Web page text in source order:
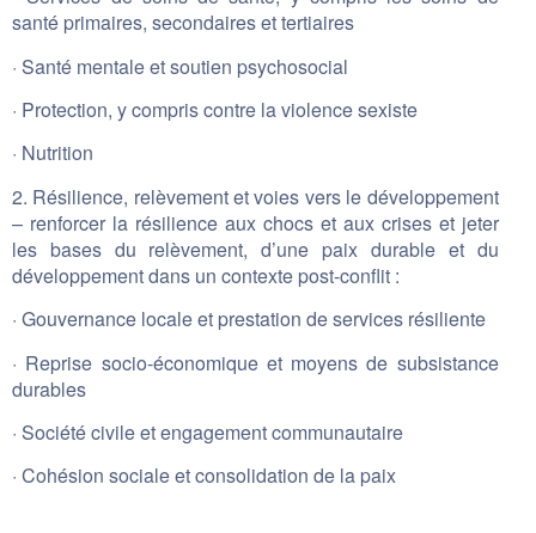
santé primaires, secondaires et tertiaires
· Santé mentale et soutien psychosocial
· Protection, y compris contre la violence sexiste
· Nutrition
2. Résilience, relèvement et voies vers le développement
– ​​renforcer la résilience aux chocs et aux crises et jeter
les bases du relèvement, d’une paix durable et du
développement dans un contexte post-conflit :
· Gouvernance locale et prestation de services résiliente
· Reprise socio-économique et moyens de subsistance
durables
· Société civile et engagement communautaire
· Cohésion sociale et consolidation de la paix